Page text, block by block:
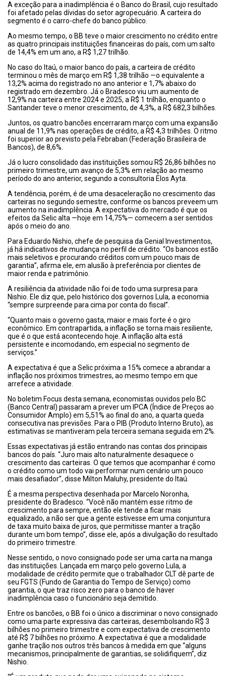
A exceção para a inadimplência é o Banco do Brasil, cujo resultado
foi afetado pelas dívidas do setor agropecuário. A carteira do
segmento é o carro-chefe do banco público.
Ao mesmo tempo, o BB teve o maior crescimento no crédito entre
as quatro principais instituições financeiras do país, com um salto
de 14,4% em um ano, a R$ 1,27 trilhão.
No caso do Itaú, o maior banco do país, a carteira de crédito
terminou o mês de março em R$ 1,38 trilhão —o equivalente a
13,2% acima do registrado no ano anterior e 1,7% abaixo do
registrado em dezembro. Já o Bradesco viu um aumento de
12,9% na carteira entre 2024 e 2025, a R$ 1 trilhão, enquanto o
Santander teve o menor crescimento, de 4,3%, a R$ 682,3 bilhões.
Juntos, os quatro bancões encerraram março com uma expansão
anual de 11,9% nas operações de crédito, a R$ 4,3 trilhões. O ritmo
foi superior ao previsto pela Febraban (Federação Brasileira de
Bancos), de 8,6%.
Já o lucro consolidado das instituições somou R$ 26,86 bilhões no
primeiro trimestre, um avanço de 5,3% em relação ao mesmo
período do ano anterior, segundo a consultoria Elos Ayta.
A tendência, porém, é de uma desaceleração no crescimento das
carteiras no segundo semestre, conforme os bancos preveem um
aumento na inadimplência. A expectativa do mercado é que os
efeitos da Selic alta —hoje em 14,75%— comecem a ser sentidos
após o meio do ano.
Para Eduardo Nishio, chefe de pesquisa da Genial Investimentos,
já há indicativos de mudança no perfil de crédito. “Os bancos estão
mais seletivos e procurando créditos com um pouco mais de
garantia”, afirma ele, em alusão à preferência por clientes de
maior renda e patrimônio.
A resiliência da atividade não foi de todo uma surpresa para
Nishio. Ele diz que, pelo histórico dos governos Lula, a economia
“sempre surpreende para cima por conta do fiscal”.
“Quanto mais o governo gasta, maior e mais forte é o giro
econômico. Em contrapartida, a inflação se torna mais resiliente,
que é o que está acontecendo hoje. A inflação alta está
persistente e incomodando, em especial no segmento de
serviços.”
A expectativa é que a Selic próxima a 15% comece a abrandar a
inflação nos próximos trimestres, ao mesmo tempo em que
arrefece a atividade.
No boletim Focus desta semana, economistas ouvidos pelo BC
(Banco Central) passaram a prever um IPCA (Índice de Preços ao
Consumidor Amplo) em 5,51% ao final do ano, a quarta queda
consecutiva nas previsões. Para o PIB (Produto Interno Bruto), as
estimativas se mantiveram pela terceira semana seguida em 2%.
Essas expectativas já estão entrando nas contas dos principais
bancos do país. “Juro mais alto naturalmente desaquece o
crescimento das carteiras. O que temos que acompanhar é como
o crédito como um todo vai performar num cenário um pouco
mais desafiador”, disse Milton Maluhy, presidente do Itaú.
É a mesma perspectiva desenhada por Marcelo Noronha,
presidente do Bradesco. “Você não mantém esse ritmo de
crescimento para sempre, então ele tende a ficar mais
equalizado, a não ser que a gente estivesse em uma conjuntura
de taxa muito baixa de juros, que permitisse manter a tração
durante um bom tempo”, disse ele, após a divulgação do resultado
do primeiro trimestre.
Nesse sentido, o novo consignado pode ser uma carta na manga
das instituições. Lançada em março pelo governo Lula, a
modalidade de crédito permite que o trabalhador CLT dê parte de
seu FGTS (Fundo de Garantia do Tempo de Serviço) como
garantia, o que traz risco zero para o banco de haver
inadimplência caso o funcionário seja demitido.
Entre os bancões, o BB foi o único a discriminar o novo consignado
como uma parte expressiva das carteiras, desembolsando R$ 3
bilhões no primeiro trimestre e com expectativa de crescimento
até R$ 7 bilhões no próximo. A expectativa é que a modalidade
ganhe tração nos outros três bancos à medida em que “alguns
mecanismos, principalmente de garantias, se solidifiquem”, diz
Nishio.